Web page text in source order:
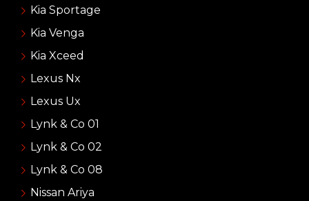
Kia Sportage
Kia Venga
Kia Xceed
Lexus Nx
Lexus Ux
Lynk & Co 01
Lynk & Co 02
Lynk & Co 08
Nissan Ariya